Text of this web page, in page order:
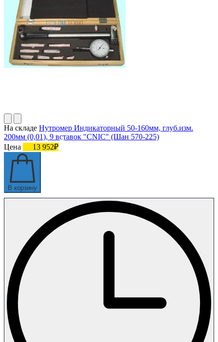
На складе Нутромер Индикаторный 50-160мм, глуб.изм.
200мм (0,01), 9 вставок "CNIC" (Шан 570-225)
Цена
13 952₽
В корзину